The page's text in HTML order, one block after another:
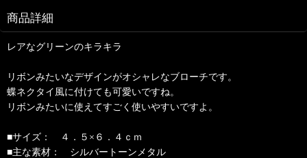
商品詳細
レアなグリーンのキラキラ
リボンみたいなデザインがオシャレなブローチです。
蝶ネクタイ風に付けても可愛いですね。
リボンみたいに使えてすごく使いやすいですよ。
■サイズ： ４．５×６．４ｃｍ
■主な素材： シルバートーンメタル